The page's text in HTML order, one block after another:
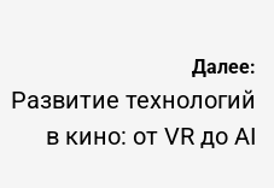
Далее:
Развитие технологий
в кино: от VR до AI